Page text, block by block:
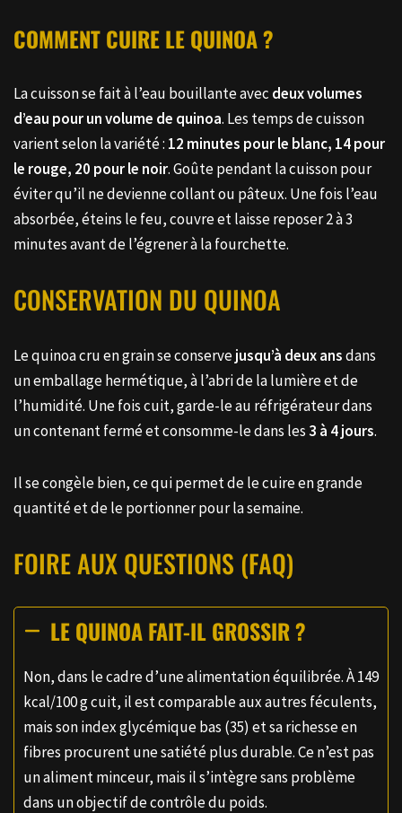
COMMENT CUIRE LE QUINOA ?
La cuisson se fait à l’eau bouillante avec deux volumes
d’eau pour un volume de quinoa. Les temps de cuisson
varient selon la variété : 12 minutes pour le blanc, 14 pour
le rouge, 20 pour le noir. Goûte pendant la cuisson pour
éviter qu’il ne devienne collant ou pâteux. Une fois l’eau
absorbée, éteins le feu, couvre et laisse reposer 2 à 3
minutes avant de l’égrener à la fourchette.
CONSERVATION DU QUINOA
Le quinoa cru en grain se conservejusqu’à deux ansdans
un emballage hermétique, à l’abri de la lumière et de
l’humidité. Une fois cuit, garde-le au réfrigérateur dans
un contenant fermé et consomme-le dans les3 à 4 jours.
Il se congèle bien, ce qui permet de le cuire en grande
quantité et de le portionner pour la semaine.
FOIRE AUX QUESTIONS (FAQ)
LE QUINOA FAIT-IL GROSSIR ?
Non, dans le cadre d’une alimentation équilibrée. À 149
kcal/100 g cuit, il est comparable aux autres féculents,
mais son index glycémique bas (35) et sa richesse en
fibres procurent une satiété plus durable. Ce n’est pas
un aliment minceur, mais il s’intègre sans problème
dans un objectif de contrôle du poids.